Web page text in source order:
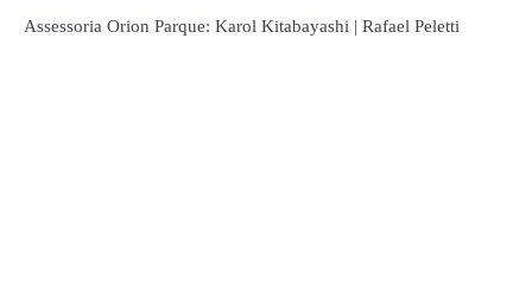
Assessoria Orion Parque: Karol Kitabayashi | Rafael Peletti